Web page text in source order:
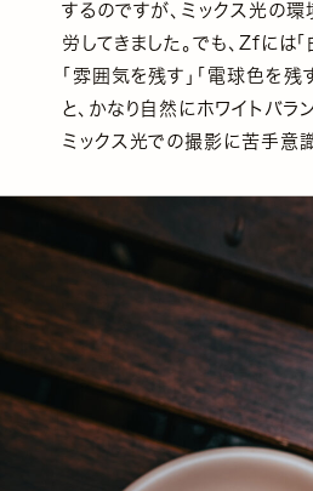
するのですが、ミックス光の
労してきました。でも、Zfには
「​雰囲気を残す」「電球色を残
と、かなり自然にホワイトバラ
ミックス光での撮影に苦手意